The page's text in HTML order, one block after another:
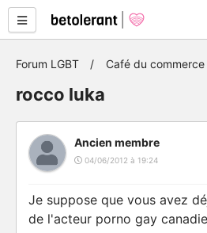
Forum LGBT Café du commerce
rocco luka
Ancien membre
04/06/2012 à 19:24
Je suppose que vous avez
de l'acteur porno gay